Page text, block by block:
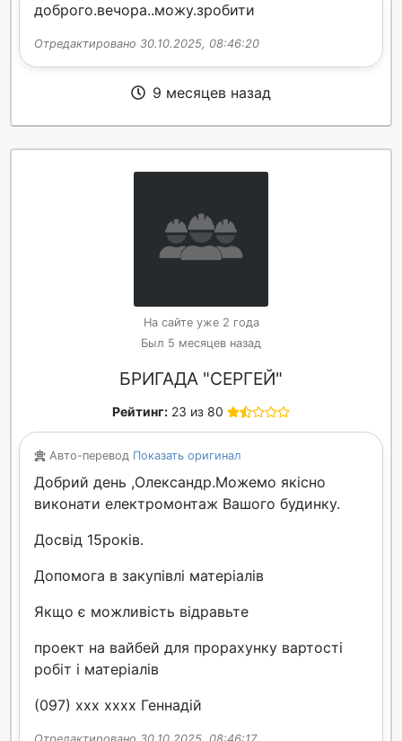
доброго.вечора..можу.зробити
Отредактировано 30.10.2025, 08:46:20
9 месяцев назад
На сайте уже 2 года
Был 5 месяцев назад
БРИГАДА "СЕРГЕЙ"
Рейтинг: 23 из 80
Авто-перевод Показать оригинал
Добрий день ,Олександр.Можемо якісно
виконати електромонтаж Вашого будинку.
Досвід 15років.
Допомога в закупівлі матеріалів
Якщо є можливість відравьте
проект на вайбей для прорахунку вартості
робіт і матеріалів
(097) xxx xxxx Геннадій